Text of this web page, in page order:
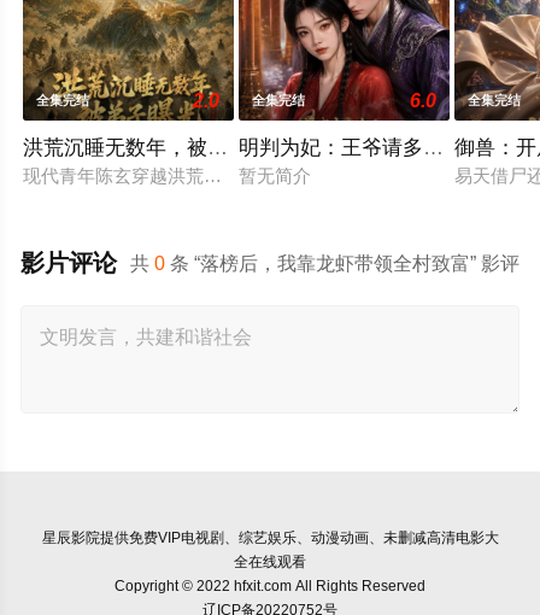
全集完结 2.0
洪荒沉睡无数年，被弟子曝光
现代青年陈玄穿越洪荒，恰逢系统上岗即下班，只留下封山阵
全集完结 6.0
明判为妃：王爷请多赐教
暂无简介
全集完结
御兽：
易天借尸
共0 条 “落榜后，我靠龙虾带领全村致富” 影评
影片评论
星辰影院提供免费VIP电视剧、综艺娱乐、动漫动画、未删减高清电影大
全在线观看
Copyright © 2022 hfxit.com All Rights Reserved
辽ICP备20220752号